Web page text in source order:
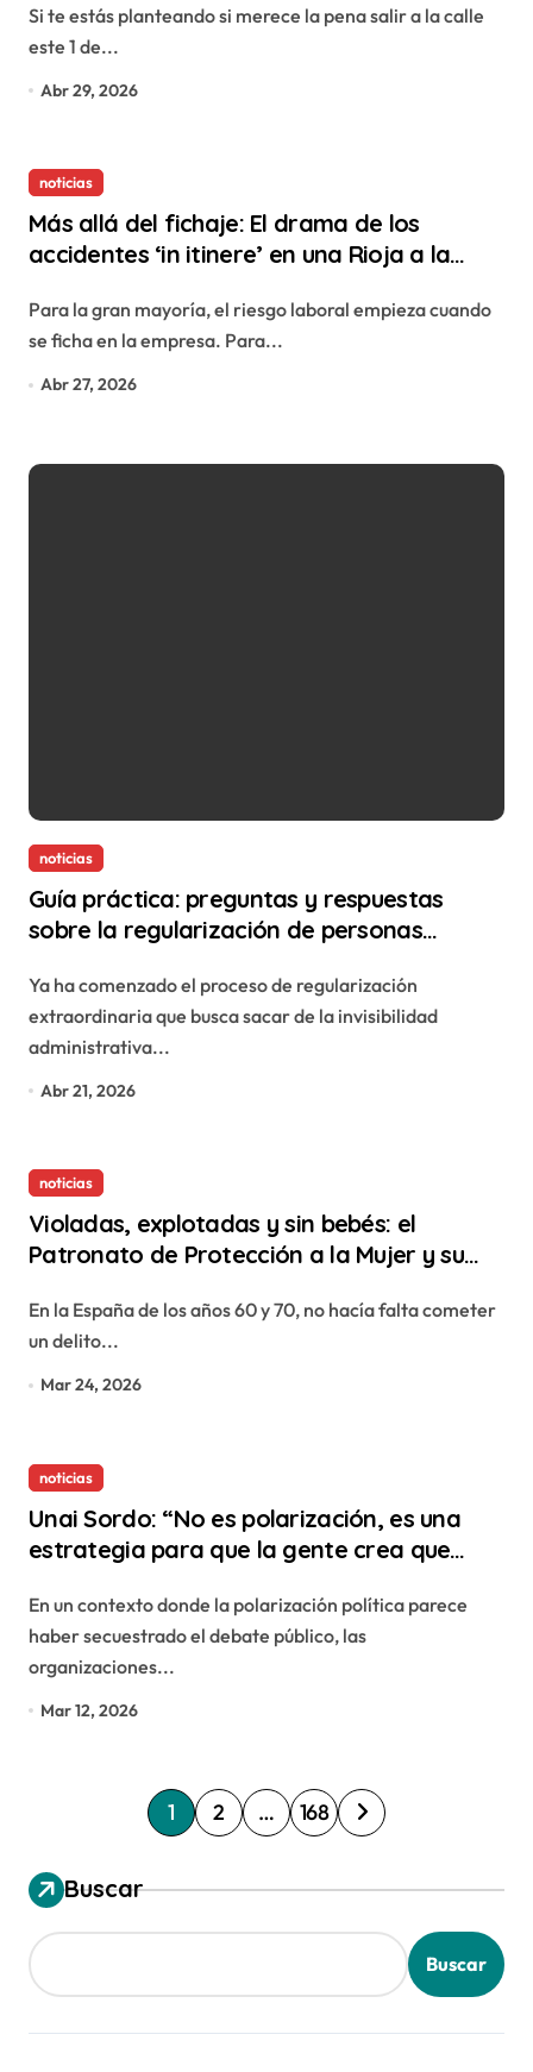
Si te estás planteando si merece la pena salir a la calle
este 1 de...
Abr 29, 2026
noticias
Más allá del fichaje: El drama de los
accidentes ‘in itinere’ en una Rioja a la
Para la gran mayoría, el riesgo laboral empieza cuando
se ficha en la empresa. Para...
Abr 27, 2026
noticias
Guía práctica: preguntas y respuestas
sobre la regularización de personas
Ya ha comenzado el proceso de regularización
extraordinaria que busca sacar de la invisibilidad
administrativa...
Abr 21, 2026
noticias
Violadas, explotadas y sin bebés: el
Patronato de Protección a la Mujer y su
En la España de los años 60 y 70, no hacía falta cometer
un delito...
Mar 24, 2026
noticias
Unai Sordo: “No es polarización, es una
estrategia para que la gente crea que
En un contexto donde la polarización política parece
haber secuestrado el debate público, las
organizaciones...
Mar 12, 2026
P
a
g
i
a
c
1 2 … 168
Buscar
Buscar